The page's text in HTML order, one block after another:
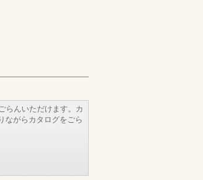
らんいただけます。カ
ながらカタログをごら